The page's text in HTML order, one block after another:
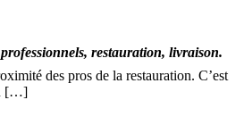
restauration, livraison.
des pros de la restauration. C’est
[…]